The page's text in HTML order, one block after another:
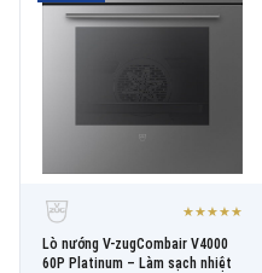
★★★★★
Lò nướng V-zugCombair V4000
60P Platinum – Làm sạch nhiệt